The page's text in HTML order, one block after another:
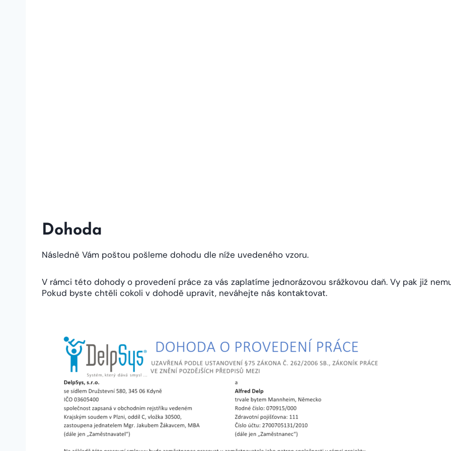
Dohoda
Následně Vám poštou pošleme dohodu dle níže uvedeného vzoru.
V rámci této dohody o provedení práce za vás zaplatíme jednorázovou srážkovou daň. Vy pak již
Pokud byste chtěli cokoli v dohodě upravit, neváhejte nás kontaktovat.